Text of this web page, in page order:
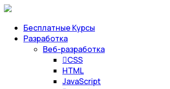
Бесплатные Курсы
Разработка
Веб-разработка
CSS
HTML
JavaScript